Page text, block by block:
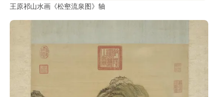
王原祁山水画《松壑流泉图》轴